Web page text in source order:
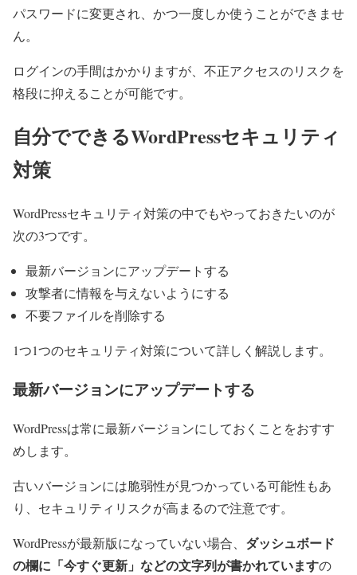
パスワードに変更され、かつ一度しか使うことができませ
ん。
ログインの手間はかかりますが、不正アクセスのリスクを
格段に抑えることが可能です。
自分でできるWordPressセキュリティ
対策
WordPressセキュリティ対策の中でもやっておきたいのが
次の3つです。
最新バージョンにアップデートする
攻撃者に情報を与えないようにする
不要ファイルを削除する
1つ1つのセキュリティ対策について詳しく解説します。
最新バージョンにアップデートする
WordPressは常に最新バージョンにしておくことをおすす
めします。
古いバージョンには脆弱性が見つかっている可能性もあ
り、セキュリティリスクが高まるので注意です。
WordPressが最新版になっていない場合、 ダッシュボード
の欄に「今すぐ更新」などの文字列が書かれていますの